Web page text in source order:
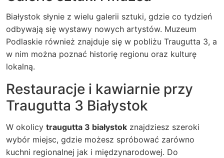
Białystok słynie z wielu galerii sztuki, gdzie co tydzień
odbywają się wystawy nowych artystów. Muzeum
Podlaskie również znajduje się w pobliżu Traugutta 3, a
w nim można poznać historię regionu oraz kulturę
lokalną.
Restauracje i kawiarnie przy
Traugutta 3 Białystok
W okolicy traugutta 3 białystok znajdziesz szeroki
wybór miejsc, gdzie możesz spróbować zarówno
kuchni regionalnej jak i międzynarodowej. Do